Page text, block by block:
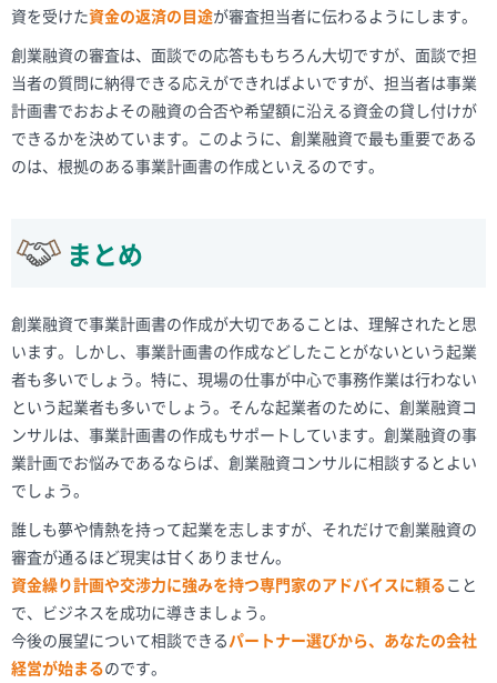
資を受けた資金の返済の目途が審査担当者に伝わるようにします。
創業融資の審査は、面談での応答ももちろん大切ですが、面談で担
当者の質問に納得できる応えができればよいですが、担当者は事業
計画書でおおよその融資の合否や希望額に沿える資金の貸し付けが
できるかを決めています。このように、創業融資で最も重要である
のは、根拠のある事業計画書の作成といえるのです。
まとめ
創業融資で事業計画書の作成が大切であることは、理解されたと思
います。しかし、事業計画書の作成などしたことがないという起業
者も多いでしょう。特に、現場の仕事が中心で事務作業は行わない
という起業者も多いでしょう。そんな起業者のために、創業融資コ
ンサルは、事業計画書の作成もサポートしています。創業融資の事
業計画でお悩みであるならば、創業融資コンサルに相談するとよい
でしょう。
誰しも夢や情熱を持って起業を志しますが、それだけで創業融資の
審査が通るほど現実は甘くありません。
資金繰り計画や交渉力に強みを持つ専門家のアドバイスに頼ること
で、ビジネスを成功に導きましょう。
今後の展望について相談できるパートナー選びから、あなたの会社
経営が始まるのです。